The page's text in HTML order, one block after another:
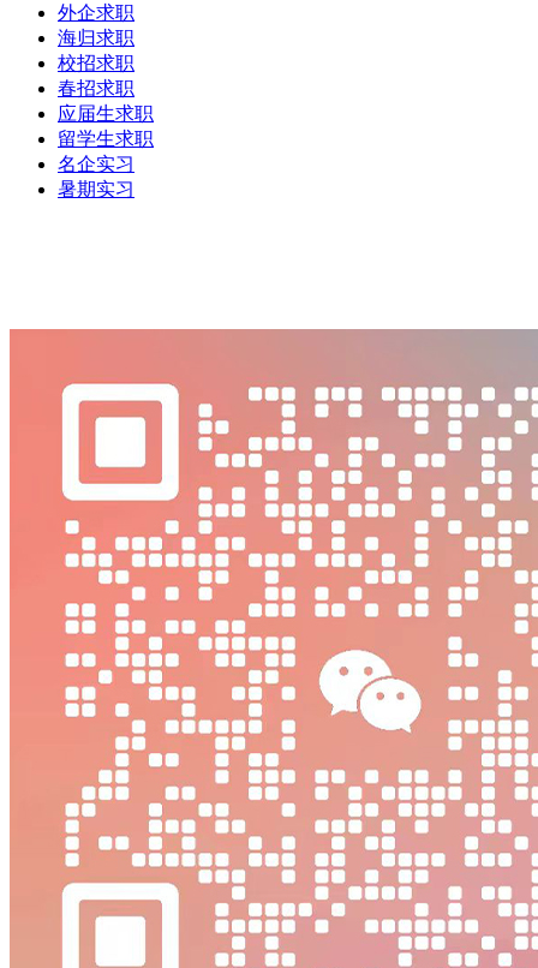
外企求职
海归求职
校招求职
春招求职
应届生求职
留学生求职
名企实习
暑期实习